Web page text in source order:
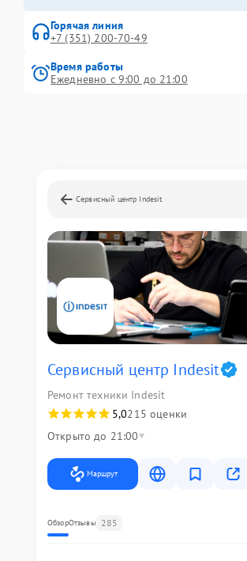
Горячая линия
+7 (351) 200-70-49
Время работы
Ежедневно с 9:00 до 21:00
Сервисный центр Indesit
Сервисный центр Indesit
Ремонт техники Indesit
5,0215 оценки
Открыто до 21:00
Маршрут
ОбзорОтзывы 285